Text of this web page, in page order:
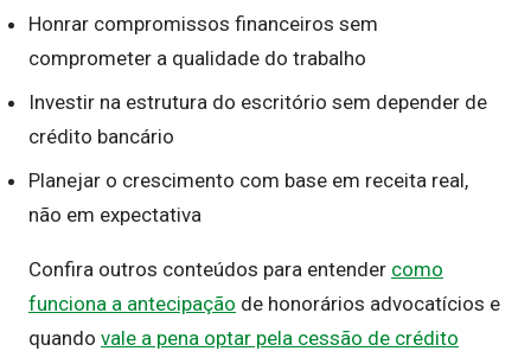
Honrar compromissos financeiros sem
comprometer a qualidade do trabalho
Investir na estrutura do escritório sem depender de
crédito bancário
Planejar o crescimento com base em receita real,
não em expectativa
Confira outros conteúdos para entender como
funciona a antecipação de honorários advocatícios e
quando vale a pena optar pela cessão de crédito